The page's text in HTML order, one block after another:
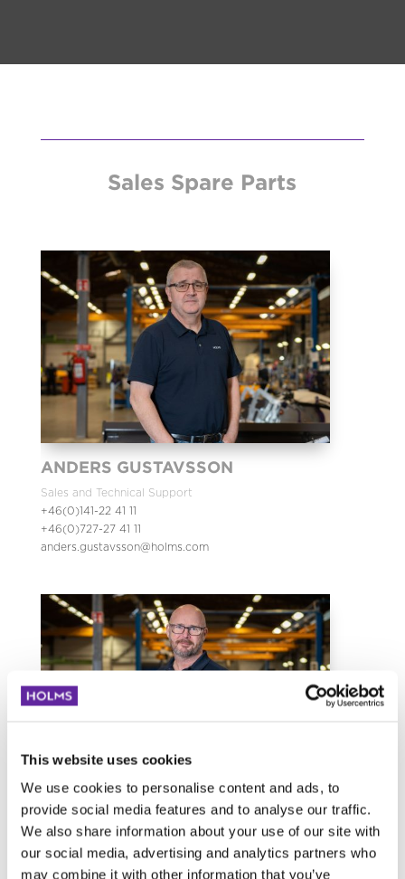
This website uses cookies
We use cookies to personalise content and ads, to
provide social media features and to analyse our traffic.
We also share information about your use of our site with
our social media, advertising and analytics partners who
may combine it with other information that you’ve
Sales Spare Parts
ANDERS GUSTAVSSON
Sales and Technical Support
+46(0)141-22 41 11
+46(0)727-27 41 11
anders.gustavsson@holms.com
JOAKIM PETTERSSON
Sales and Technical Support
+46(0)141-22 41 34
+46(0)761-04 74 47